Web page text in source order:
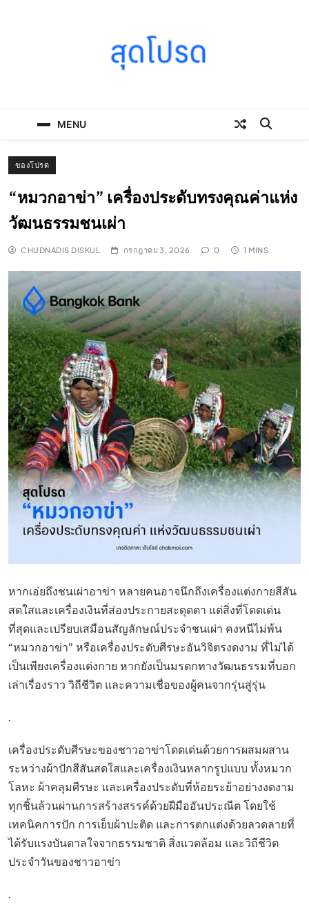
MENU
ของโปรด
“หมวกอาข่า” เครื่องประดับทรงคุณค่าแห่ง
วัฒนธรรมชนเผ่า
CHUDNADIS DISKUL กรกฎาคม 3, 2026 0 1 MINS
หากเอ่ยถึงชนเผ่าอาข่า หลายคนอาจนึกถึงเครื่องแต่งกายสีสัน
สดใสและเครื่องเงินที่ส่องประกายสะดุดตา แต่สิ่งที่โดดเด่น
ที่สุดและเปรียบเสมือนสัญลักษณ์ประจำชนเผ่า คงหนีไม่พ้น
“หมวกอาข่า” หรือเครื่องประดับศีรษะอันวิจิตรงดงาม ที่ไม่ได้
เป็นเพียงเครื่องแต่งกาย หากยังเป็นมรดกทางวัฒนธรรมที่บอก
เล่าเรื่องราว วิถีชีวิต และความเชื่อของผู้คนจากรุ่นสู่รุ่น
.
เครื่องประดับศีรษะของชาวอาข่าโดดเด่นด้วยการผสมผสาน
ระหว่างผ้าปักสีสันสดใสและเครื่องเงินหลากรูปแบบ ทั้งหมวก
โลหะ ผ้าคลุมศีรษะ และเครื่องประดับที่ห้อยระย้าอย่างงดงาม
ทุกชิ้นล้วนผ่านการสร้างสรรค์ด้วยฝีมืออันประณีต โดยใช้
เทคนิคการปัก การเย็บผ้าปะติด และการตกแต่งด้วยลวดลายที่
ได้รับแรงบันดาลใจจากธรรมชาติ สิ่งแวดล้อม และวิถีชีวิต
ประจำวันของชาวอาข่า
.